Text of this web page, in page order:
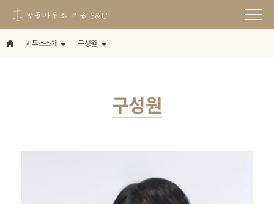
사무소소개 구성원
구성원